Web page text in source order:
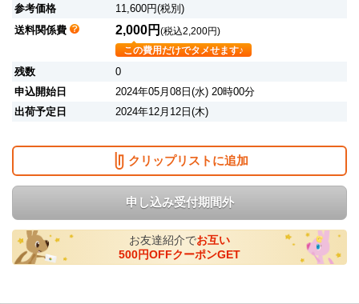
参考価格
11,600円(税別)
送料関係費
2,000円 (税込2,200円)
この費用だけでタメせます♪
残数
0
申込開始日
2024年05月08日(水) 20時00分
出荷予定日
2024年12月12日(木)
クリップリストに追加
申し込み受付期間外
お友達紹介でお互い
500円OFFクーポンGET